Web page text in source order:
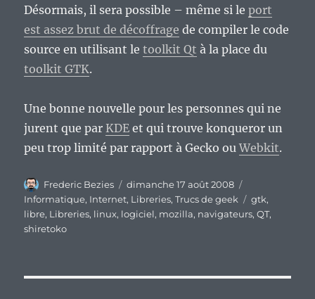
Désormais, il sera possible – même si leport
est assez brut de décoffrage de compiler le code
source en utilisant letoolkit Qt à la place du
toolkit GTK.
Une bonne nouvelle pour les personnes qui ne
jurent que par KDE et qui trouve konqueror un
peu trop limité par rapport à Gecko ouWebkit.
Auteur
Frederic Bezies
Publié
le
dimanche 17 août 2008
Informatique, Internet, Libreries,Trucs de geek Étiquettes
gtk,
libre, Libreries, linux, logiciel, mozilla, navigateurs,QT,
shiretoko